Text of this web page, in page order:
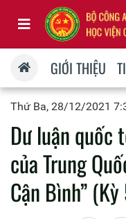
GIỚI THIỆU
Thứ Ba, 28/12/2021
Dư luận quốc
của Trung
Cận Bình”